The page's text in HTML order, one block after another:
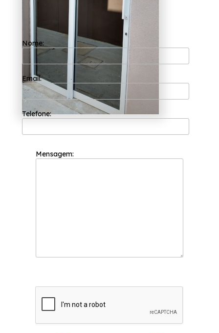
Você precisa de informações sobre
fabricantes de porta de entrada alumínio
branco Pedreira? Disponibilizando soluções
quando se trata de esquadrias, a
Esquadriflex, proporciona serviços de
qualidade, como: Esquadria em Alumínio
Branco, Janela Basculante de Alumínio para
Cozinha, entre outras alternativas.
Proporcionando serviços de excelência, a
organização preza pela soluções e
tendências com design e alta tecnologia.
Entre em contato para mais informações!
Nome:
Email:
Telefone:
Mensagem: